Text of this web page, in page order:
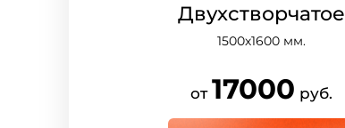
Двухстворчатое
1500х1600мм.
от 17000 руб.